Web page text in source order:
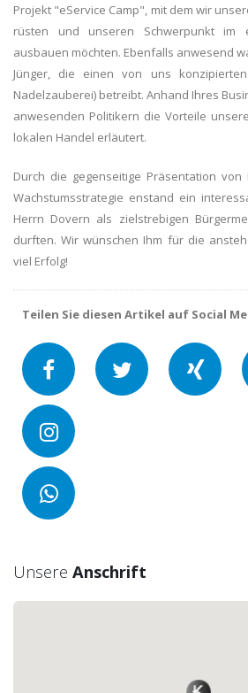
Projekt "eService Camp", mit dem wir
rüsten und unseren Schwerpunkt im
ausbauen möchten. Ebenfalls anwesend
Jünger, die einen von uns
Nadelzauberei) betreibt. Anhand Ihres
anwesenden Politikern die Vorteile
lokalen Handel erläutert.
Durch die gegenseitige Präsentation
Wachstumsstrategie enstand ein
Herrn Dovern als zielstrebigen
durften. Wir wünschen Ihm für die
viel Erfolg!
Teilen Sie diesen Artikel auf Social
Unsere Anschrift